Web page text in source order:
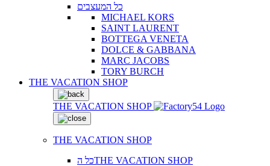
כל המעצבים
MICHAEL KORS
SAINT LAURENT
BOTTEGA VENETA
DOLCE & GABBANA
MARC JACOBS
TORY BURCH
THE VACATION SHOP
THE VACATION SHOP
THE VACATION SHOP
כל הTHE VACATION SHOP